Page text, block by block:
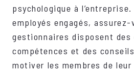
psychologique à
employés engagés, assurez-
gestionnaires disposent
compétences et des
motiver les membres de leur